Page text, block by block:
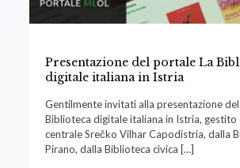
Presentazione del portale La
digitale italiana in Istria
Gentilmente invitati alla presentazione
Biblioteca digitale italiana in Istria, gestito
centrale Srečko Vilhar Capodistria, dalla
Pirano, dalla Biblioteca civica […]